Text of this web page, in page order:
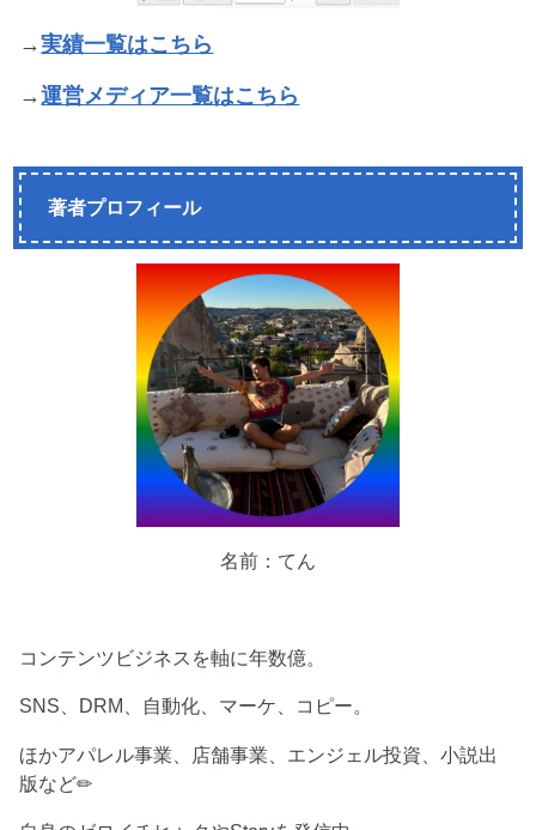
→実績一覧はこちら
→運営メディア一覧はこちら
著者プロフィール
名前：てん
コンテンツビジネスを軸に年数億。
SNS、DRM、自動化、マーケ、コピー。
ほかアパレル事業、店舗事業、エンジェル投資、小説出
版など✏︎